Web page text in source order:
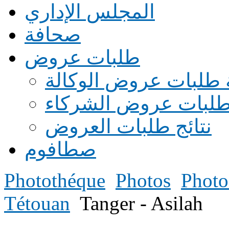
المجلس الإداري
صحافة
طلبات عروض
طلبات عروض الوكالة
طلبات عروض الشركاء
نتائج طلبات العروض
صطافوم
Photothéque Photos
Tétouan Tanger - Asilah